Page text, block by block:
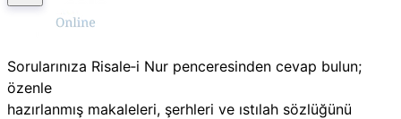
Sorularınıza Risale‑i Nur penceresinden cevap bulun;
özenle
hazırlanmış makaleleri, şerhleri ve ıstılah sözlüğünü